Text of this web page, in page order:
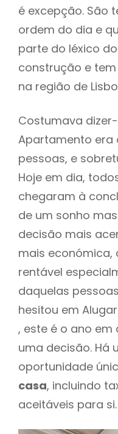
é excepção. São
ordem do dia e
parte do léxico
construção e
na região de
Costumava
Apartamento era
pessoas, e
Hoje em dia,
chegaram à
de um sonho
decisão mais
mais económica,
rentável
daquelas
hesitou em
, este é o ano
uma decisão. Há
oportunidade
casa, incluindo
aceitáveis para si.